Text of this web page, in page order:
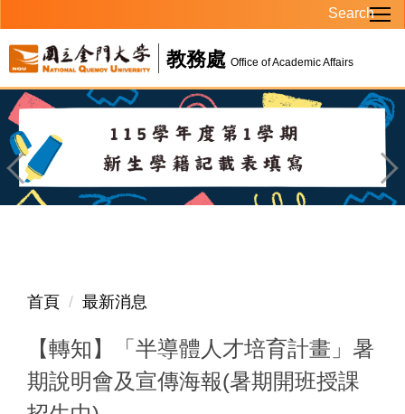
到
主
要
內
容
區
教務處 Office of Academic Affairs
Search
首頁 最新消息
【轉知】「半導體人才培育計畫」暑
期說明會及宣傳海報(暑期開班授課